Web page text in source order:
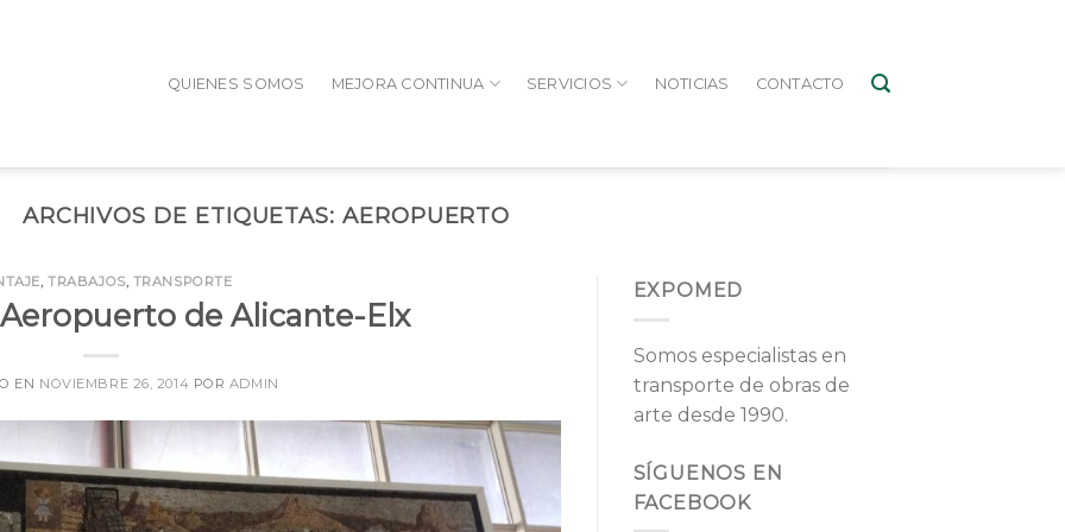
QUIENES SOMOS MEJORA CONTINUA SERVICIOS NOTICIAS CONTACTO
ARCHIVOS DE ETIQUETAS: AEROPUERTO
,TRABAJOS, TRANSPORTE
de Alicante-Elx
EN NOVIEMBRE 26, 2014 POR ADMIN
EXPOMED
Somos especialistas en
transporte de obras de
arte desde 1990.
SÍGUENOS EN
FACEBOOK